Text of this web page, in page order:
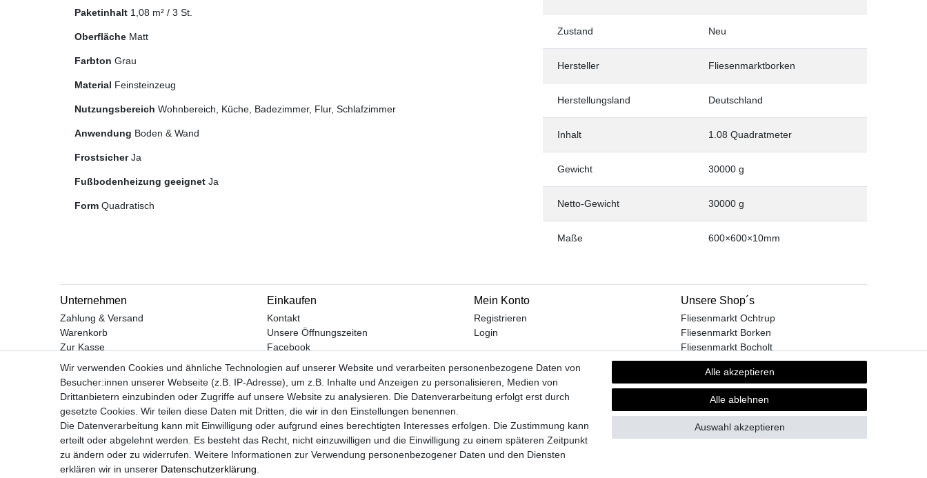
Paketinhalt 1,08 m² / 3 St.
Oberfläche Matt
Farbton Grau
Material Feinsteinzeug
Nutzungsbereich Wohnbereich, Küche, Badezimmer, Flur, Schlafzimmer
Anwendung Boden & Wand
Frostsicher Ja
Fußbodenheizung geeignet Ja
Form Quadratisch
Zustand Neu
Hersteller Fliesenmarktborken
Herstellungsland Deutschland
Inhalt 1.08 Quadratmeter
Gewicht 30000 g
Netto-Gewicht 30000 g
Maße 600×600×10mm
Unternehmen
Zahlung & Versand
Warenkorb
Zur Kasse
Einkaufen
Kontakt
Unsere Öffnungszeiten
Facebook
Mein Konto
Registrieren
Login
Unsere Shop´s
Fliesenmarkt Ochtrup
Fliesenmarkt Borken
Fliesenmarkt Bocholt
Widerrufs­recht Widerrufs­formular Impressum Daten­schutz­erklärung
Wir verwenden Cookies und ähnliche Technologien auf unserer Website und verarbeiten personenbezogene Daten von
Besucher:innen unserer Webseite (z.B. IP-Adresse), um z.B. Inhalte und Anzeigen zu personalisieren, Medien von
Drittanbietern einzubinden oder Zugriffe auf unsere Website zu analysieren. Die Datenverarbeitung erfolgt erst durch
gesetzte Cookies. Wir teilen diese Daten mit Dritten, die wir in den Einstellungen benennen.
Die Datenverarbeitung kann mit Einwilligung oder aufgrund eines berechtigten Interesses erfolgen. Die Zustimmung kann
erteilt oder abgelehnt werden. Es besteht das Recht, nicht einzuwilligen und die Einwilligung zu einem späteren Zeitpunkt
zu ändern oder zu widerrufen. Weitere Informationen zur Verwendung personenbezogener Daten und den Diensten
erklären wir in unserer Daten­schutz­erklärung
Alle akzeptieren
Alle ablehnen
Auswahl akzeptieren